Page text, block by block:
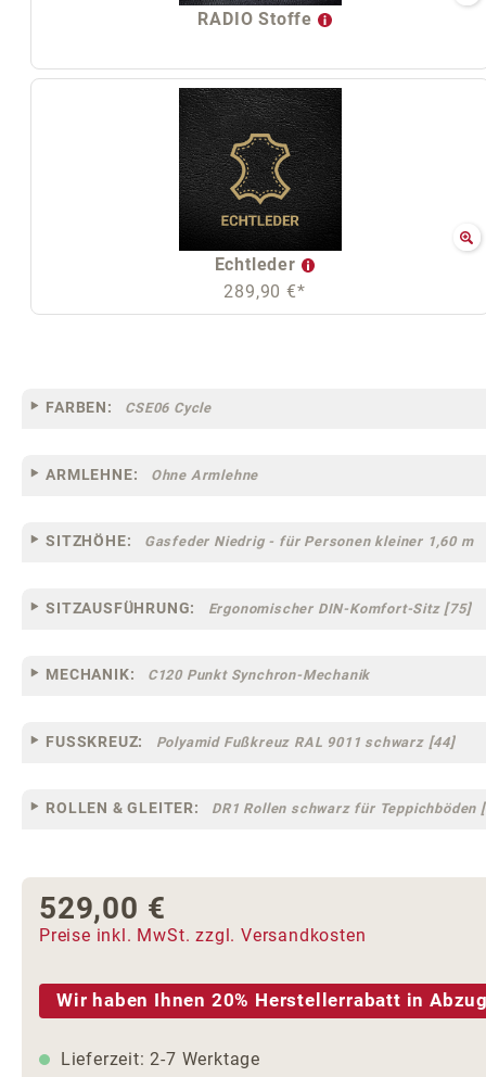
RADIO Stoffe
Echtleder
289,90 €*
FARBEN: CSE06 Cycle
ARMLEHNE: Ohne Armlehne
SITZHÖHE: Gasfeder Niedrig - für Personen kleiner 1,60 m
SITZAUSFÜHRUNG: Ergonomischer DIN-Komfort-Sitz [75]
MECHANIK: C120 Punkt Synchron-Mechanik
FUSSKREUZ: Polyamid Fußkreuz RAL 9011 schwarz [44]
ROLLEN & GLEITER: DR1 Rollen schwarz für Teppichböden
Regulärer Preis:
529,00 €
Preise inkl. MwSt. zzgl. Versandkosten
Wir haben Ihnen 20% Herstellerrabatt in
Lieferzeit: 2-7 Werktage